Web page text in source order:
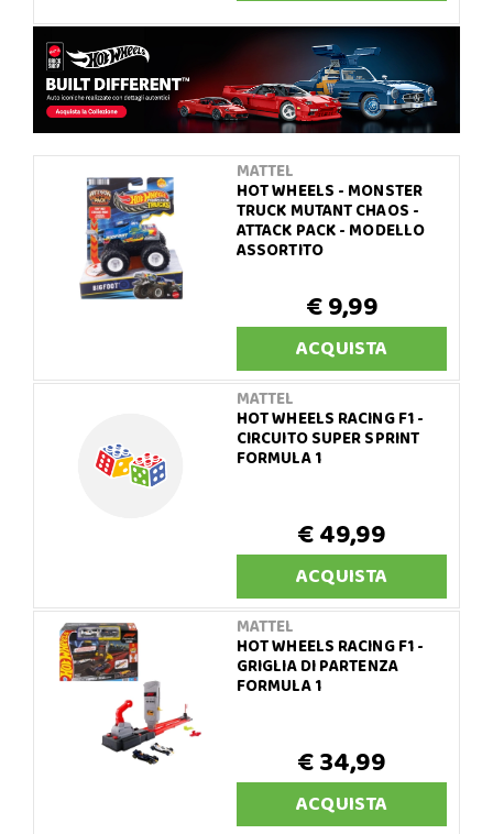
MATTEL
HOT WHEELS - MONSTER
TRUCK MUTANT CHAOS -
ATTACK PACK - MODELLO
ASSORTITO
€ 9,99
ACQUISTA
MATTEL
HOT WHEELS RACING F1 -
CIRCUITO SUPER SPRINT
FORMULA 1
€ 49,99
ACQUISTA
MATTEL
HOT WHEELS RACING F1 -
GRIGLIA DI PARTENZA
FORMULA 1
€ 34,99
ACQUISTA